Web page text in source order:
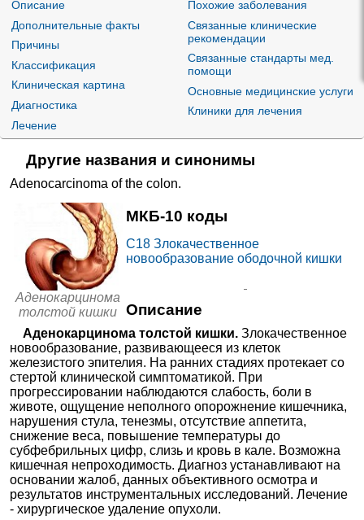
платин
ин
Оксалиплатин-РОНЦ|Оксалиплатин-
Произв
одные
нитроз
омочев
ины
Нимустин
Против
левые
отики
Митомицин Веро-Митомицин
Против
левые
препар
аты
другие
Афлиберце
Иринотекан
Иринотекан |Иринотекан-дж|
Филаксис
промомед| Иринотекан-Тева
левые
средст
ва -
ингиби
торы
протеи
нкиназ
Регорафен
иб
Стиварга
Энкорафен
иб
Против
левые
средст
ва -
монокл
ональн
ые
антите
ла
Панитумум
аб
Вектибикс
Цетуксимаб
Запись
МИБС на Мяги
Самара, ул. Мяги, д. 19
+7(846
Запись
МИБС на Калинина
Самара, ул. Калинина, д. 32
МИБС на Мичурина
Самара, ул. Мичурина, д. 125
+7(846
Аперто Диагностик на
Красном проспекте
Новосибирск, Красный пр-т, д. 54
..показать
Клиника Ам Медика на
Пушкина
Казань, ул. Пушкина, д. 1/55
+7(843..показать
20240₽
Запись
Дорожная клиническая
больница ОАО «РЖД»
Санкт-Петербург, пр-т
Мечникова, д. 27
+7(812 ..показать
Запись
МЦ Гайде на Херсонской 4
Санкт-Петербург, ул.
+7(812
от
Описание
Дополнительные факты
Причины
Классификация
Клиническая картина
Диагностика
Лечение
Похожие заболевания
Связанные клинические
рекомендации
Связанные стандарты мед.
помощи
Основные медицинские услуги
Клиники для лечения
Другие названия и синонимы
Adenocarcinoma of the colon.
Аденокарцинома
толстой кишки
МКБ-10 коды
C18 Злокачественное
новообразование ободочной кишки
Описание
Аденокарцинома толстой кишки.Злокачественное
новообразование, развивающееся из клеток
железистого эпителия. На ранних стадиях протекает со
стертой клинической симптоматикой. При
прогрессировании наблюдаются слабость, боли в
животе, ощущение неполного опорожнение кишечника,
нарушения стула, тенезмы, отсутствие аппетита,
снижение веса, повышение температуры до
субфебрильных цифр, слизь и кровь в кале. Возможна
кишечная непроходимость. Диагноз устанавливают на
основании жалоб, данных объективного осмотра и
результатов инструментальных исследований. Лечение
- хирургическое удаление опухоли.